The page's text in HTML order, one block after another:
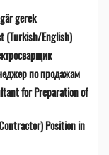
gerek
(Turkish/English)
по продажам
for Preparation of
Position in